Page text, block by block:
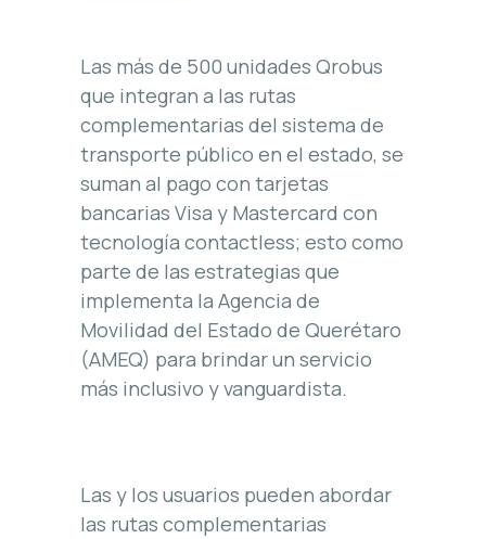
Las más de 500 unidades Qrobus
que integran a las rutas
complementarias del sistema de
transporte público en el estado, se
suman al pago con tarjetas
bancarias Visa y Mastercard con
tecnología contactless; esto como
parte de las estrategias que
implementa la Agencia de
Movilidad del Estado de Querétaro
(AMEQ) para brindar un servicio
más inclusivo y vanguardista.
Las y los usuarios pueden abordar
las rutas complementarias